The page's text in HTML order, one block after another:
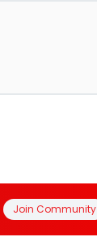
Join Community